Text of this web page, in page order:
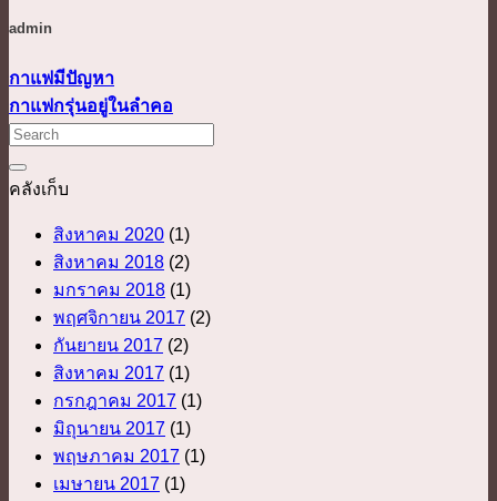
admin
กาแฟมีปัญหา
กาแฟกรุ่นอยู่ในลำคอ
คลังเก็บ
สิงหาคม 2020 (1)
สิงหาคม 2018 (2)
มกราคม 2018 (1)
พฤศจิกายน 2017 (2)
กันยายน 2017 (2)
สิงหาคม 2017 (1)
กรกฎาคม 2017 (1)
มิถุนายน 2017 (1)
พฤษภาคม 2017 (1)
เมษายน 2017 (1)